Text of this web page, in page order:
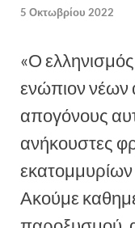
5 Οκτωβρίου 2022
«Ο
ενώπιον νέων
απογόνους
ανήκουστες
Ακούμε